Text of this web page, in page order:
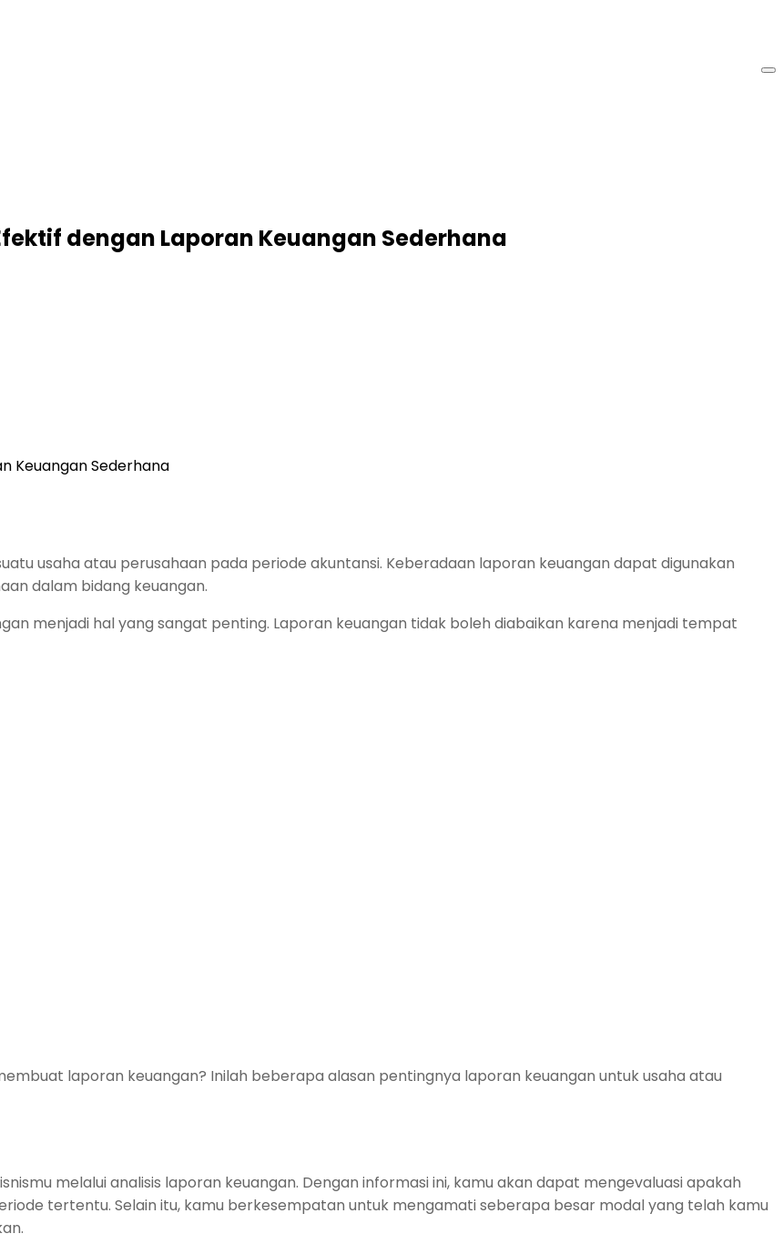
dengan Laporan Keuangan Sederhana
usaha atau perusahaan pada periode akuntansi. Keberadaan laporan keuangan dapat digunakan
dalam bidang keuangan.
menjadi hal yang sangat penting. Laporan keuangan tidak boleh diabaikan karena menjadi tempat
laporan keuangan? Inilah beberapa alasan pentingnya laporan keuangan untuk usaha atau
melalui analisis laporan keuangan. Dengan informasi ini, kamu akan dapat mengevaluasi apakah
tertentu. Selain itu, kamu berkesempatan untuk mengamati seberapa besar modal yang telah kamu